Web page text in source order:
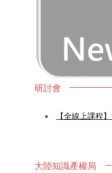
研討會
【全線上課程
大陸知識產權局